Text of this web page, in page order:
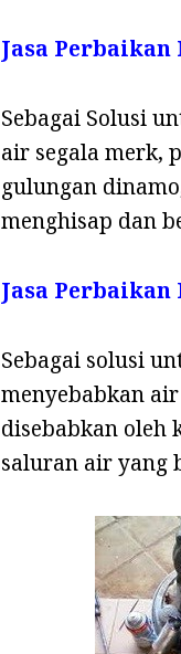
Jasa
Sebagai Solusi
air segala merk,
gulungan
menghisap dan
Jasa
Sebagai solusi
menyebabkan
disebabkan oleh
saluran air yang